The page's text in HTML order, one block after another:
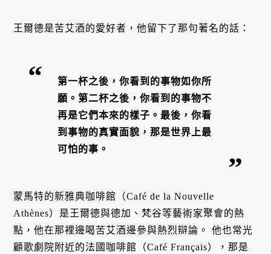
王爾德是苦艾酒的愛好者，他留下了那句著名的話：
第一杯之後，你看到的事物如你所
願。第二杯之後，你看到的事物不
再是它們本來的樣子。最後，你看
到事物的真實面貌，那是世界上最
可怕的事。
蒙馬特的新雅典咖啡館（Café de la Nouvelle
Athènes）是王爾德與德加、梵谷等藝術家聚會的熱
點，他在那裡邊喝苦艾酒邊參與熱烈辯論。 他也常光
顧歌劇院附近的法國咖啡館（Café Français），那是